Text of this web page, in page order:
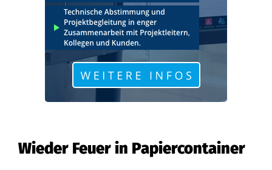
Wieder Feuer in Papiercontainer